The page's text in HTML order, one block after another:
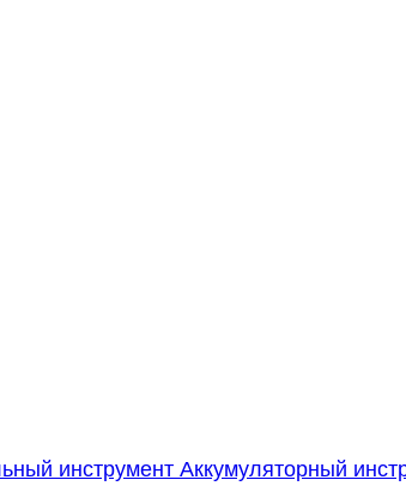
инструмент Аккумуляторный